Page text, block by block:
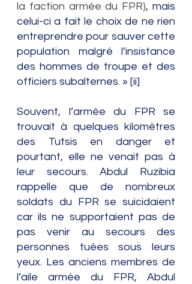
la faction armée du FPR), mais
celui-ci a fait le choix de ne rien
entreprendre pour sauver cette
population malgré l’insistance
des hommes de troupe et des
officiers subalternes. » [ii]
Souvent, l’armée du FPR se
trouvait à quelques kilomètres
des Tutsis en danger et
pourtant, elle ne venait pas à
leur secours. Abdul Ruzibia
rappelle que de nombreux
soldats du FPR se suicidaient
car ils ne supportaient pas de
pas venir au secours des
personnes tuées sous leurs
yeux. Les anciens membres de
l’aile armée du FPR, Abdul